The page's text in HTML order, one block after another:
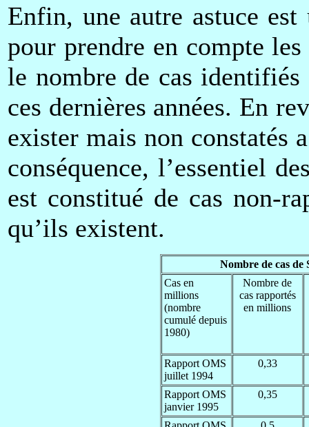
Enfin, une autre astuce
pour prendre en compte
le nombre de cas
ces dernières années. En
exister mais non constatés
conséquence, l’essentiel
est constitué de cas non-
qu’ils existent.
Nombre de cas de
Cas en
millions
(nombre
cumulé depuis
1980)
Nombre de
cas rapportés
en millions
Rapport OMS
juillet 1994
0,33
Rapport OMS
janvier 1995
0,35